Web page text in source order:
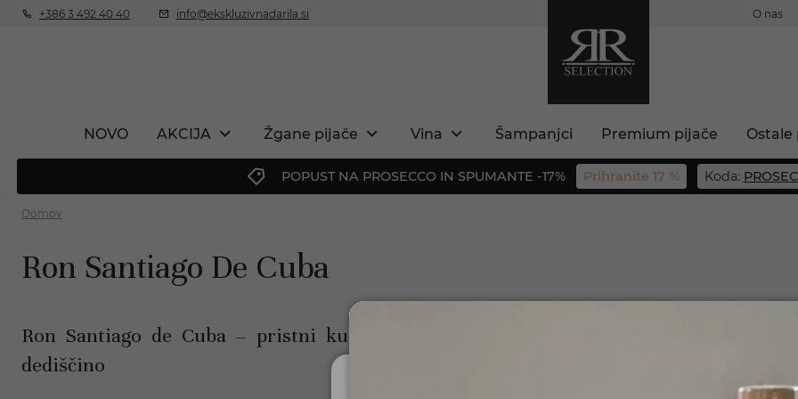
+386 3 492 40 40 info@ekskluzivnadarila.si O nas
NOVO AKCIJA Žgane pijače Vina Šampanjci Premium pijače Ostale
POPUST NA PROSECCO IN SPUMANTE -17% Prihranite 17 % Koda:
Domov
Ron Santiago De Cuba
ChatGPT
rekel:
Ron Santiago de Cuba – pristni kubanski rum z bogato
dediščino